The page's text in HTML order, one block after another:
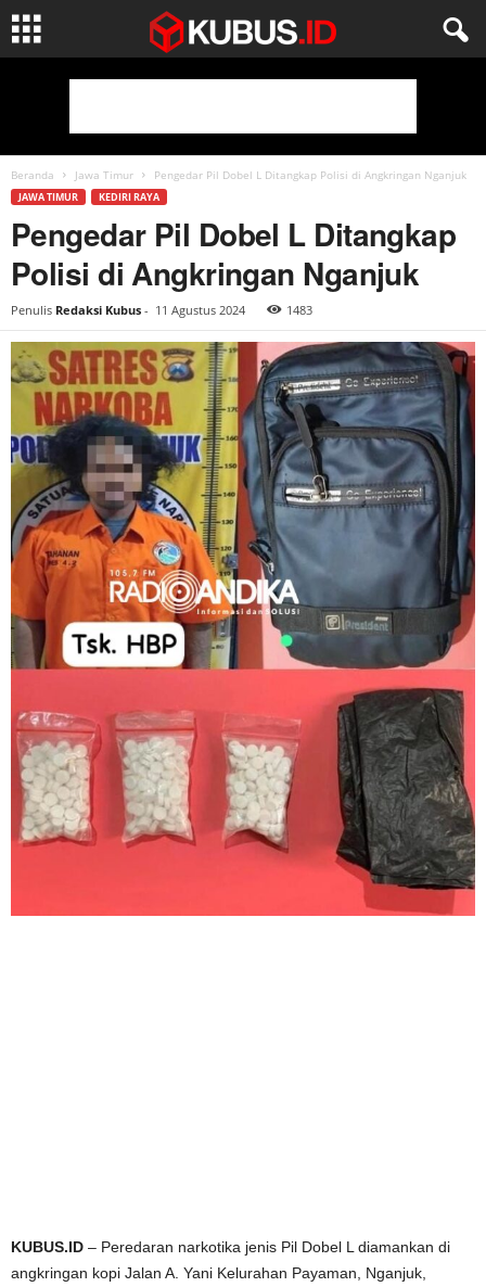
Beranda Jawa Timur Pengedar Pil Dobel L Ditangkap Polisi di Angkringan Nganjuk
JAWA TIMUR KEDIRI RAYA
Pengedar Pil Dobel L Ditangkap
Polisi di Angkringan Nganjuk
Penulis Redaksi Kubus - 11 Agustus 2024 1483
KUBUS.ID – Peredaran narkotika jenis Pil Dobel L diamankan di
angkringan kopi Jalan A. Yani Kelurahan Payaman, Nganjuk,